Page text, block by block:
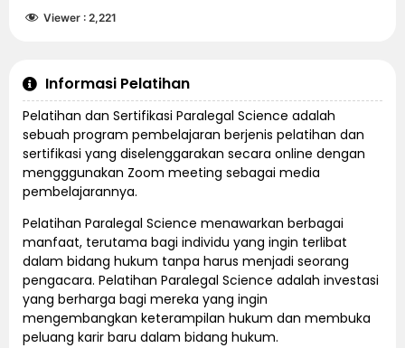
Viewer : 2,221
Informasi Pelatihan
Pelatihan dan Sertifikasi Paralegal Science adalah
sebuah program pembelajaran berjenis pelatihan dan
sertifikasi yang diselenggarakan secara online dengan
mengggunakan Zoom meeting sebagai media
pembelajarannya.
Pelatihan Paralegal Science menawarkan berbagai
manfaat, terutama bagi individu yang ingin terlibat
dalam bidang hukum tanpa harus menjadi seorang
pengacara. Pelatihan Paralegal Science adalah investasi
yang berharga bagi mereka yang ingin
mengembangkan keterampilan hukum dan membuka
peluang karir baru dalam bidang hukum.